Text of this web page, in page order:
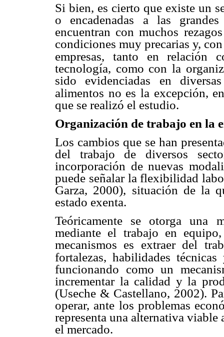
Si bien, es cierto que existe un
o encadenadas a las
encuentran conmuchos
condiciones muy precarias y,
empresas, tanto en relación
tecnología, como con la
sido evidenciadas en
alimentos no es la excepción,
que se realizó el estudio.
Organización de trabajo en la
Los cambios que se han
del trabajo de diversos
incorporación de nuevas
puede señalar la flexibilidad
Garza, 2000), situación de la
estado exenta.
Teóricamente se otorga una
mediante el trabajo en
mecanismos es extraer del
fortalezas,habilidades
funcionando como un
incrementar la calidad y la
(Useche & Castellano, 2002).
operar, ante los problemas
representa una alternativaviable
el mercado.